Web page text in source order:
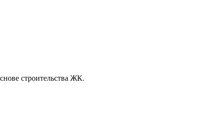
строительства ЖК.